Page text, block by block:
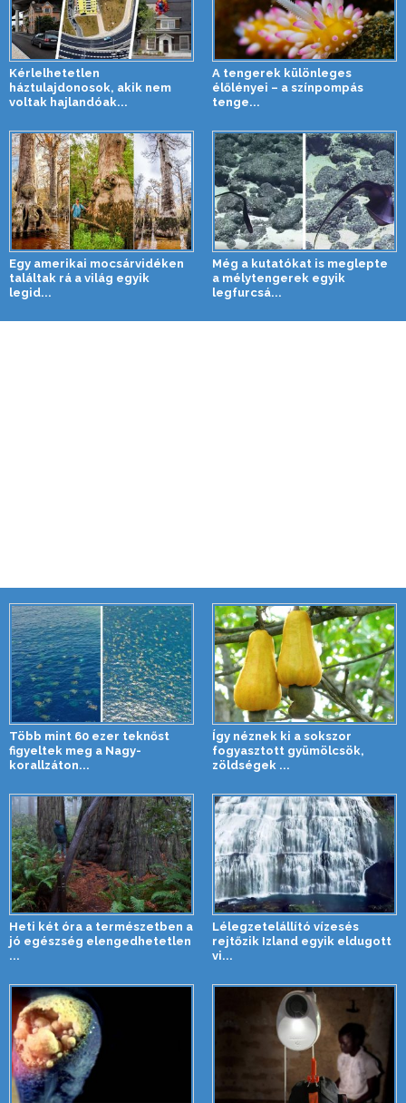
Kérlelhetetlen
háztulajdonosok, akik nem
voltak hajlandóak...
A tengerek különleges
élőlényei – a színpompás
tenge...
Egy amerikai mocsárvidéken
találtak rá a világ egyik
legid...
Még a kutatókat is meglepte
a mélytengerek egyik
legfurcsá...
Több mint 60 ezer teknőst
figyeltek meg a Nagy-
korallzáton...
Így néznek ki a sokszor
fogyasztott gyümölcsök,
zöldségek ...
Heti két óra a természetben a
jó egészség elengedhetetlen
...
Lélegzetelállító vízesés
rejtőzik Izland egyik eldugott
vi...